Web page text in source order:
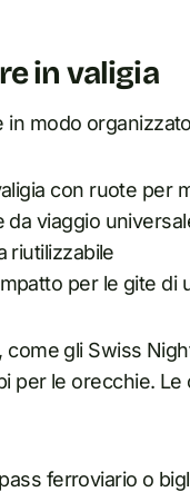
in valigia
in modo
con ruote per
da viaggio
riutilizzabile
per le gite di
come gli Swiss
per le orecchie.
ferroviario o